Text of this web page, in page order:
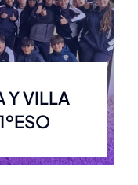
Y VILLA